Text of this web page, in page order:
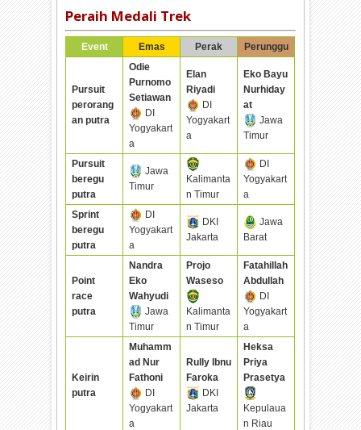
Peraih Medali Trek
Event Emas Perak Perunggu
Pursuit
perorang
an putra
Odie
Purnomo
Setiawan
DI
Yogyakart
a
Elan
Riyadi
DI
Yogyakart
a
Eko Bayu
Nurhiday
at
Jawa
Timur
Pursuit
beregu
putra
Jawa
Timur
Kalimanta
n Timur
DI
Yogyakart
a
Sprint
beregu
putra
DI
Yogyakart
a
DKI
Jakarta
Jawa
Barat
Point
race
putra
Nandra
Eko
Wahyudi
Jawa
Timur
Projo
Waseso
Kalimanta
n Timur
Fatahillah
Abdullah
DI
Yogyakart
a
Keirin
putra
Muhamm
ad Nur
Fathoni
DI
Yogyakart
a
Rully Ibnu
Faroka
DKI
Jakarta
Heksa
Priya
Prasetya
Kepulaua
n Riau